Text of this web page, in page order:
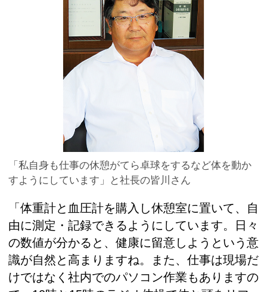
「私自身も仕事の休憩がてら卓球をするなど体を動か
すようにしています」と社長の皆川さん
「体重計と血圧計を購入し休憩室に置いて、自
由に測定・記録できるようにしています。日々
の数値が分かると、健康に留意しようという意
識が自然と高まりますね。また、仕事は現場だ
けではなく社内でのパソコン作業もありますの